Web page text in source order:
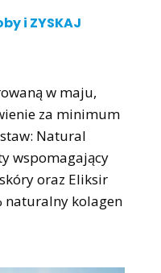
i ZYSKAJ
w maju,
za minimum
Natural
wspomagający
oraz Eliksir
naturalny kolagen